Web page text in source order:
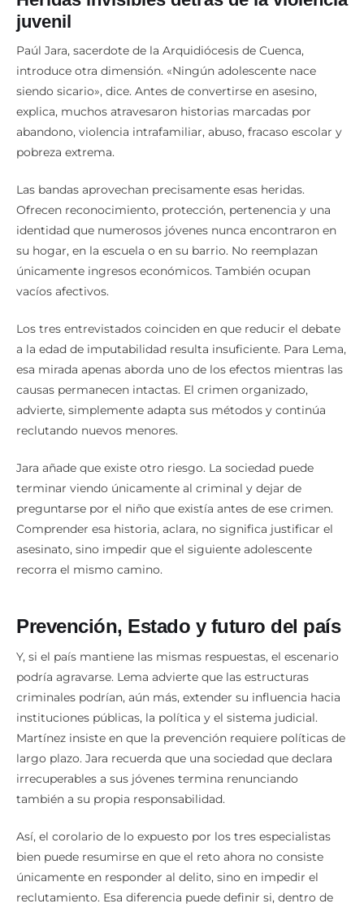
Heridas invisibles detrás de la violencia
juvenil
Paúl Jara, sacerdote de la Arquidiócesis de Cuenca,
introduce otra dimensión. «Ningún adolescente nace
siendo sicario», dice. Antes de convertirse en asesino,
explica, muchos atravesaron historias marcadas por
abandono, violencia intrafamiliar, abuso, fracaso escolar y
Las bandas aprovechan precisamente esas heridas.
Ofrecen reconocimiento, protección, pertenencia y una
identidad que numerosos jóvenes nunca encontraron en
su hogar, en la escuela o en su barrio. No reemplazan
únicamente ingresos económicos. También ocupan
Los tres entrevistados coinciden en que reducir el debate
a la edad de imputabilidad resulta insuficiente. Para Lema,
esa mirada apenas aborda uno de los efectos mientras las
causas permanecen intactas. El crimen organizado,
advierte, simplemente adapta sus métodos y continúa
Jara añade que existe otro riesgo. La sociedad puede
terminar viendo únicamente al criminal y dejar de
preguntarse por el niño que existía antes de ese crimen.
Comprender esa historia, aclara, no significa justificar el
asesinato, sino impedir que el siguiente adolescente
Prevención, Estado y futuro del país
Y, si el país mantiene las mismas respuestas, el escenario
podría agravarse. Lema advierte que las estructuras
criminales podrían, aún más, extender su influencia hacia
instituciones públicas, la política y el sistema judicial.
Martínez insiste en que la prevención requiere políticas de
largo plazo. Jara recuerda que una sociedad que declara
irrecuperables a sus jóvenes termina renunciando
Así, el corolario de lo expuesto por los tres especialistas
bien puede resumirse en que el reto ahora no consiste
únicamente en responder al delito, sino en impedir el